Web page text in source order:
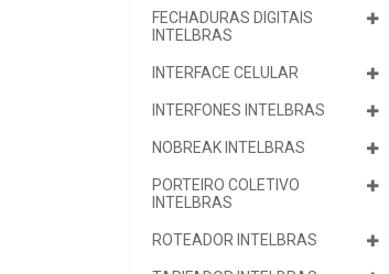
FECHADURAS DIGITAIS
INTELBRAS
INTERFACE CELULAR
INTERFONES INTELBRAS
NOBREAK INTELBRAS
PORTEIRO COLETIVO
INTELBRAS
ROTEADOR INTELBRAS